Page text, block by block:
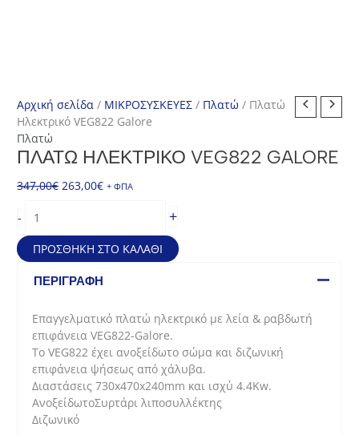
Αρχική σελίδα / ΜΙΚΡΟΣΥΣΚΕΥΕΣ / Πλατώ / Πλατώ
Ηλεκτρικό VEG822 Galore
Πλατώ
ΠΛΑΤΏ ΗΛΕΚΤΡΙΚΌ VEG822 GALORE
347,00€ Original
347,00€.
263,00€Η
είναι:
263,00€.
+ ΦΠΑ
-
Ηλεκτρικό
VEG822
Galore
ποσότητα
+
ΠΡΟΣΘΉΚΗ ΣΤΟ ΚΑΛΆΘΙ
ΠΕΡΙΓΡΑΦΉ
Επαγγελματικό πλατώ ηλεκτρικό με λεία & ραβδωτή
επιφάνεια VEG822-Galore.
To VEG822 έχει ανοξείδωτο σώμα και διζωνική
επιφάνεια ψήσεως από χάλυβα.
Διαστάσεις 730x470x240mm και ισχύ 4.4Kw.
ΑνοξείδωτοΣυρτάρι λιποσυλλέκτης
Διζωνικό